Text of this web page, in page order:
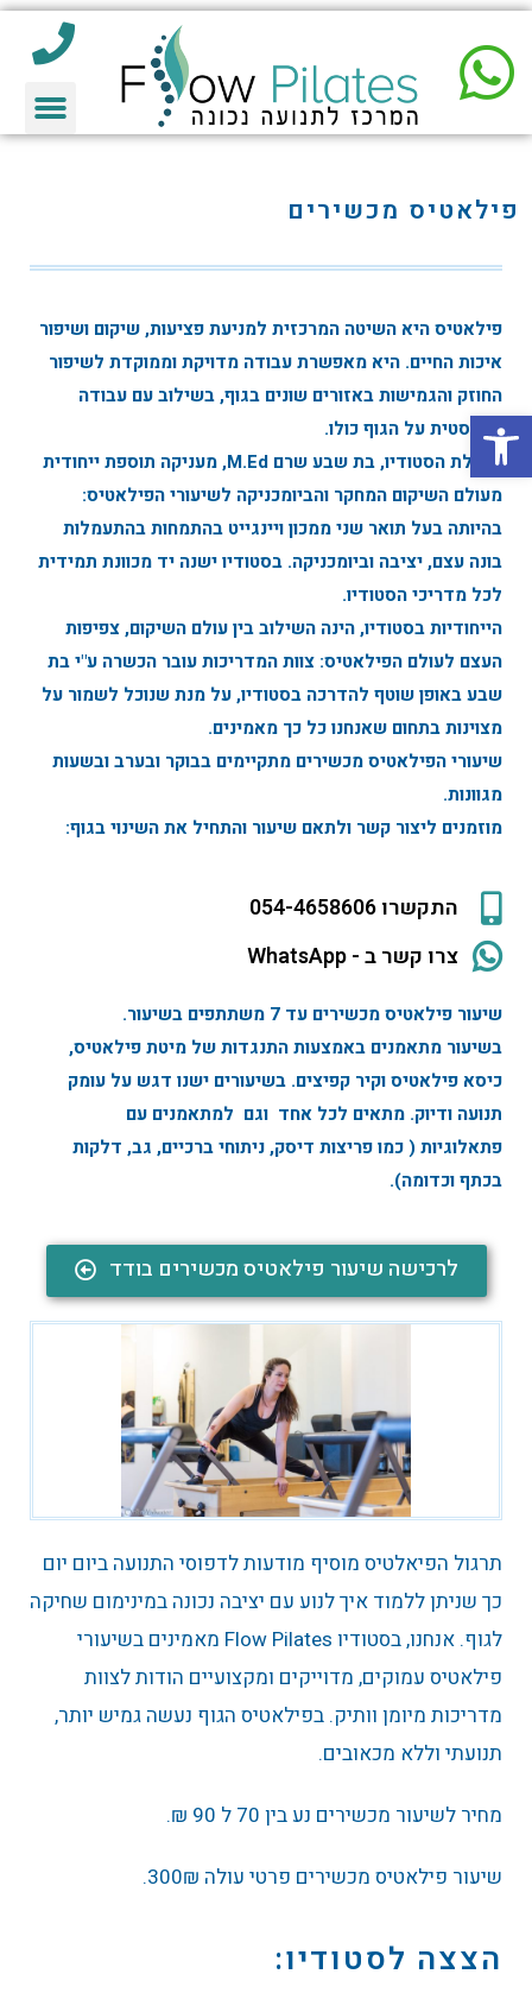
פתח סרגל נגישות
פילאטיס מכשירים
פילאטיס היא השיטה המרכזית למניעת פציעות, שיקום ושיפור
איכות החיים. היא מאפשרת עבודה מדויקת וממוקדת לשיפור
החוזק והגמישות באזורים שונים בגוף, בשילוב עם עבודה
הוליסטית על הגוף כולו.
מנהלת הסטודיו, בת שבע שרם M.Ed, מעניקה תוספת ייחודית
מעולם השיקום המחקר והביומכניקה לשיעורי הפילאטיס:
בהיותה בעל תואר שני ממכון ויינגייט בהתמחות בהתעמלות
בונה עצם, יציבה וביומכניקה. בסטודיו ישנה יד מכוונת תמידית
לכל מדריכי הסטודיו.
הייחודיות בסטודיו, הינה השילוב בין עולם השיקום, צפיפות
העצם לעולם הפילאטיס: צוות המדריכות עובר הכשרה ע"י בת
שבע באופן שוטף להדרכה בסטודיו, על מנת שנוכל לשמור על
מצוינות בתחום שאנחנו כל כך מאמינים.
שיעורי הפילאטיס מכשירים מתקיימים בבוקר ובערב ובשעות
מגוונות.
מוזמנים ליצור קשר ולתאם שיעור והתחיל את השינוי בגוף:
התקשרו 054-4658606
צרו קשר ב - WhatsApp
שיעור פילאטיס מכשירים עד 7 משתתפים בשיעור.
בשיעור מתאמנים באמצעות התנגדות של מיטת פילאטיס,
כיסא פילאטיס וקיר קפיצים. בשיעורים ישנו דגש על עומק
תנועה ודיוק. מתאים לכל אחד וגם למתאמנים עם
פתאלוגיות ( כמו פריצות דיסק, ניתוחי ברכיים, גב, דלקות
בכתף וכדומה).
לרכישה שיעור פילאטיס מכשירים בודד
תרגול הפיאלטיס מוסיף מודעות לדפוסי התנועה ביום יום
כך שניתן ללמוד איך לנוע עם יציבה נכונה במינימום שחיקה
לגוף. אנחנו, בסטודיו Flow Pilates מאמינים בשיעורי
פילאטיס עמוקים, מדוייקים ומקצועיים הודות לצוות
מדריכות מיומן וותיק. בפילאטיס הגוף נעשה גמיש יותר,
תנועתי וללא מכאובים.
מחיר לשיעור מכשירים נע בין 70 ל 90 ₪.
שיעור פילאטיס מכשירים פרטי עולה 300₪.
הצצה לסטודיו: